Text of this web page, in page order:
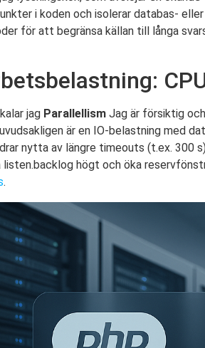
i koden och isolerar databas-
för att begränsa källan till långa
jag Parallellism Jag är försiktig
är en IO-belastning med
nytta av längre timeouts (t.ex. 300
högt och öka
.